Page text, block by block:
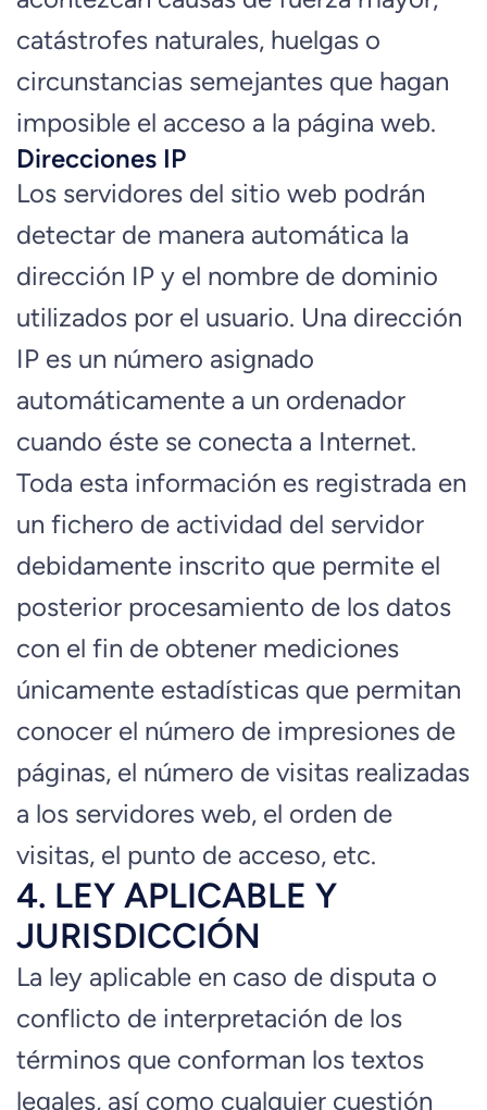
catástrofes naturales, huelgas o
circunstancias semejantes que hagan
imposible el acceso a la página web.
Direcciones IP
Los servidores del sitio web podrán
detectar de manera automática la
dirección IP y el nombre de dominio
utilizados por el usuario. Una dirección
IP es un número asignado
automáticamente a un ordenador
cuando éste se conecta a Internet.
Toda esta información es registrada en
un fichero de actividad del servidor
debidamente inscrito que permite el
posterior procesamiento de los datos
con el fin de obtener mediciones
únicamente estadísticas que permitan
conocer el número de impresiones de
páginas, el número de visitas realizadas
a los servidores web, el orden de
visitas, el punto de acceso, etc.
4. LEY APLICABLE Y
JURISDICCIÓN
La ley aplicable en caso de disputa o
conflicto de interpretación de los
términos que conforman los textos
legales, así como cualquier cuestión